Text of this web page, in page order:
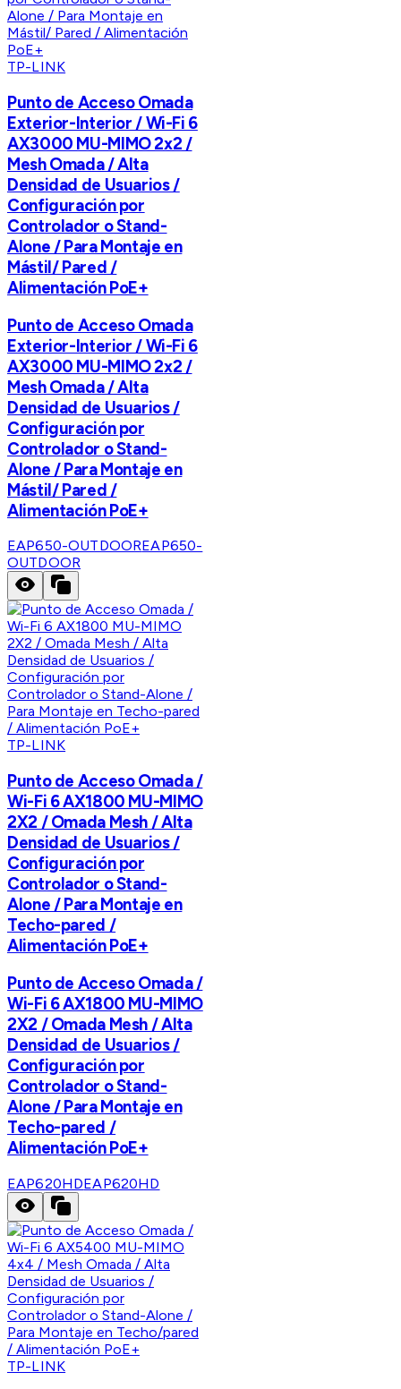
TP-LINK
Punto de Acceso Omada
Exterior-Interior / Wi-Fi 6
AX3000 MU-MIMO 2x2 /
Mesh Omada / Alta
Densidad de Usuarios /
Configuración por
Controlador o Stand-
Alone / Para Montaje en
Mástil/ Pared /
Alimentación PoE+
Punto de Acceso Omada
Exterior-Interior / Wi-Fi 6
AX3000 MU-MIMO 2x2 /
Mesh Omada / Alta
Densidad de Usuarios /
Configuración por
Controlador o Stand-
Alone / Para Montaje en
Mástil/ Pared /
Alimentación PoE+
EAP650-OUTDOOREAP650-
OUTDOOR
TP-LINK
Punto de Acceso Omada /
Wi-Fi 6 AX1800 MU-MIMO
2X2 / Omada Mesh / Alta
Densidad de Usuarios /
Configuración por
Controlador o Stand-
Alone / Para Montaje en
Techo-pared /
Alimentación PoE+
Punto de Acceso Omada /
Wi-Fi 6 AX1800 MU-MIMO
2X2 / Omada Mesh / Alta
Densidad de Usuarios /
Configuración por
Controlador o Stand-
Alone / Para Montaje en
Techo-pared /
Alimentación PoE+
EAP620HDEAP620HD
TP-LINK